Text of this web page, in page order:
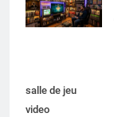
salle de jeu
video